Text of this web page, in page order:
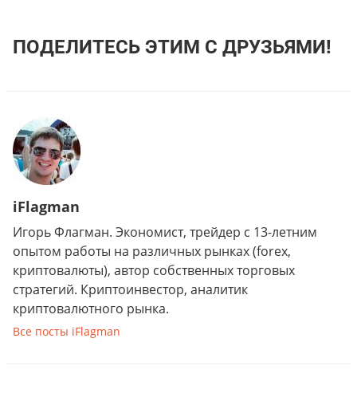
ПОДЕЛИТЕСЬ ЭТИМ С ДРУЗЬЯМИ!
iFlagman
Игорь Флагман. Экономист, трейдер с 13-летним
опытом работы на различных рынках (forex,
криптовалюты), автор собственных торговых
стратегий. Криптоинвестор, аналитик
криптовалютного рынка.
Все посты iFlagman